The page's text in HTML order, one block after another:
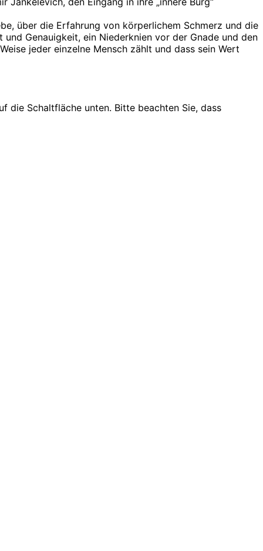
über die Erfahrung von körperlichem Schmerz und die
Genauigkeit, ein Niederknien vor der Gnade und den
jeder einzelne Mensch zählt und dass sein Wert
die Schaltfläche unten. Bitte beachten Sie, dass